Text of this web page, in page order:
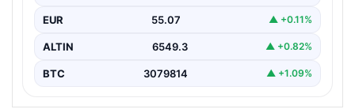
EUR 55.07 ▲ +0.11%
ALTIN 6549.3 ▲ +0.82%
BTC 3079814 ▲ +1.09%